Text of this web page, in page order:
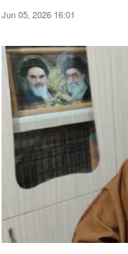
Jun 05, 2026 16:01